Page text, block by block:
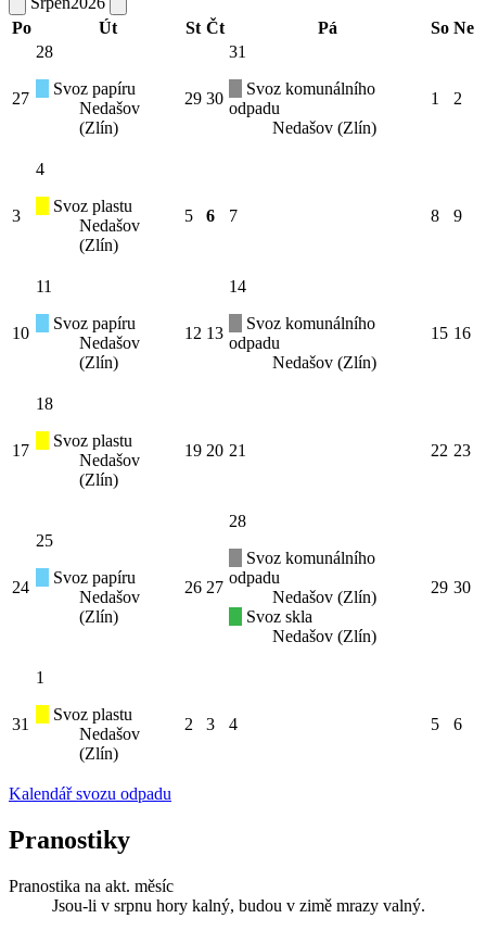
Po
Út St Čt Pá So Ne
27
28
Svoz papíru
Nedašov
(Zlín)
29 30
31
Svoz komunálního
odpadu
Nedašov (Zlín)
1 2
3
4
Svoz plastu
Nedašov
(Zlín)
5 6 7 8 9
10
11
Svoz papíru
Nedašov
(Zlín)
12 13
14
Svoz komunálního
odpadu
Nedašov (Zlín)
15 16
17
18
Svoz plastu
Nedašov
(Zlín)
19 20 21 22 23
24
25
Svoz papíru
Nedašov
(Zlín)
26 27
28
Svoz komunálního
odpadu
Nedašov (Zlín)
Svoz skla
Nedašov (Zlín)
29 30
31
1
Svoz plastu
Nedašov
(Zlín)
2 3 4 5 6
Kalendář svozu odpadu
Pranostiky
Pranostika na akt. měsíc
Jsou-li v srpnu hory kalný, budou v zimě mrazy valný.